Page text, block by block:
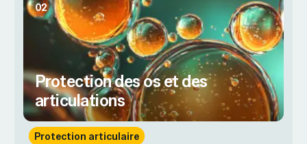
02
Protection des os et des
articulations
Protection articulaire